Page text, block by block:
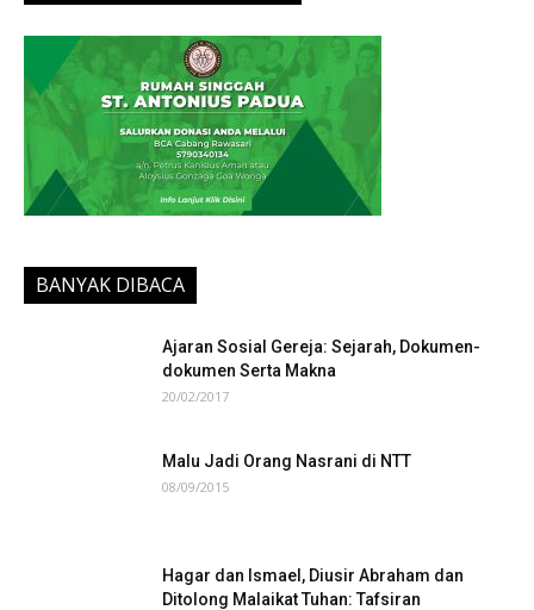
BANYAK DIBACA
Ajaran Sosial Gereja: Sejarah, Dokumen-
dokumen Serta Makna
20/02/2017
Malu Jadi Orang Nasrani di NTT
08/09/2015
Hagar dan Ismael, Diusir Abraham dan
Ditolong Malaikat Tuhan: Tafsiran